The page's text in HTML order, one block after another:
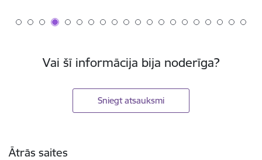
Vai šī informācija bija noderīga?
Sniegt atsauksmi
Ātrās saites